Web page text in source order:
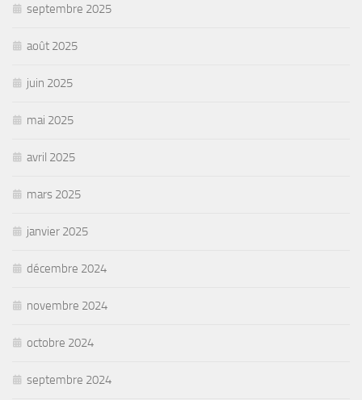
septembre 2025
août 2025
juin 2025
mai 2025
avril 2025
mars 2025
janvier 2025
décembre 2024
novembre 2024
octobre 2024
septembre 2024